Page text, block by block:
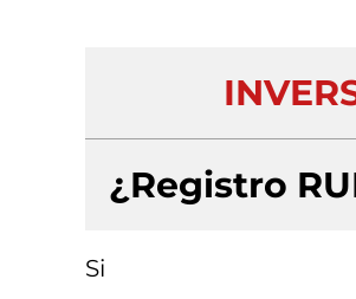
¿Registro
Si